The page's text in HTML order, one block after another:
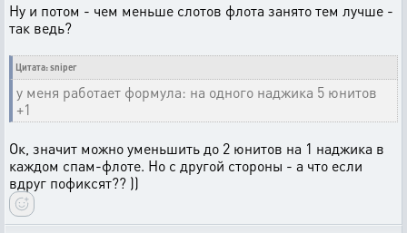
Ну и потом - чем меньше слотов флота занято тем лучше -
так ведь?
Цитата: sniper
у меня работает формула: на одного наджика 5 юнитов
+1
Ок, значит можно уменьшить до 2 юнитов на 1 наджика в
каждом спам-флоте. Но с другой стороны - а что если
вдруг пофиксят?? ))